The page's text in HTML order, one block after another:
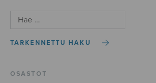
TARKENNETTU HAKU
OSASTOT